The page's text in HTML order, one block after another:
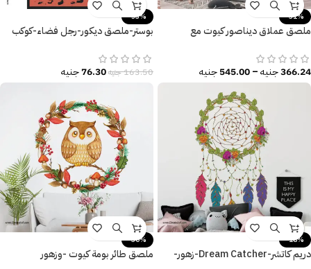
-31%
ملصق عملاق ديناصور كيوت مع
366.24جنيه–
545.00جنيه
-53%
بوستر-ملصق ديكور-رجل فضاء-كوكب
163.50جنيه76.30جنيه
-18%
دريم كاتشر-Dream Catcher-زهور-
-30%
ملصق طائر بومة كيوت -وزهور